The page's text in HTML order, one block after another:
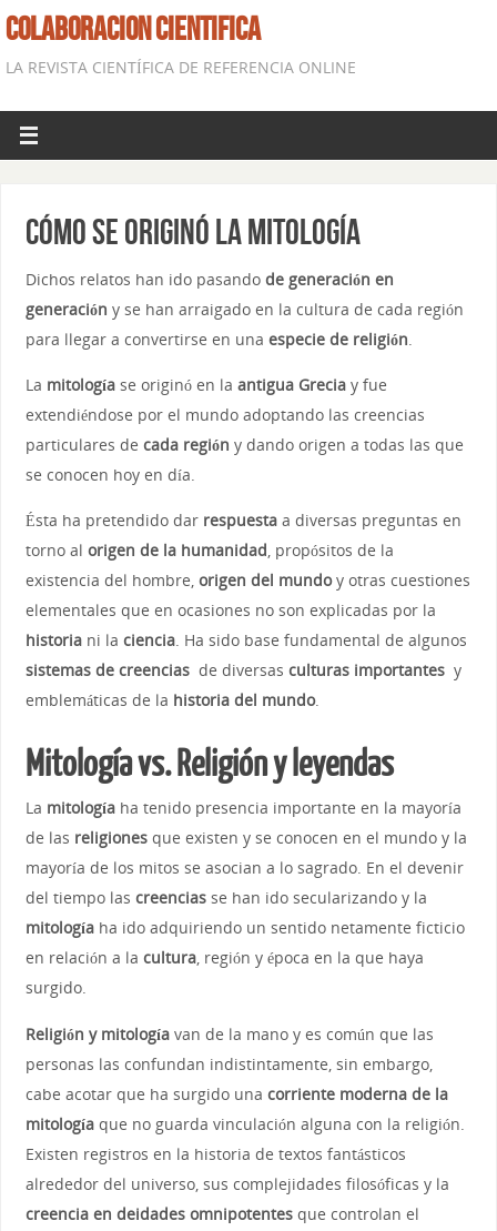
COLABORACION CIENTIFICA
LA REVISTA CIENTÍFICA DE REFERENCIA ONLINE
Cómo se originó la mitología
Dichos relatos han ido pasando de generación en
generación y se han arraigado en la cultura de cada región
para llegar a convertirse en una especie de religión
La mitologíase originó en la antigua Greciay fue
extendiéndose por el mundo adoptando las creencias
particulares de cada región y dando origen a todas las que
se conocen hoy en día.
Ésta ha pretendido dar respuestaa diversas preguntas en
torno al origen de la humanidad, propósitos de la
existencia del hombre, origen del mundoy otras cuestiones
elementales que en ocasiones no son explicadas por la
historia ni la ciencia. Ha sido base fundamental de algunos
sistemas de creenciasde diversas culturas importantesy
emblemáticas de la historia del mundo.
Mitología vs. Religión y leyendas
La mitologíaha tenido presencia importante en la mayoría
de las religionesque existen y se conocen en el mundo y la
mayoría de los mitos se asocian a lo sagrado. En el devenir
del tiempo las creenciasse han ido secularizando y la
mitología ha ido adquiriendo un sentido netamente ficticio
en relación a la cultura, región y época en la que haya
surgido.
Religión y mitologíavan de la mano y es común que las
personas las confundan indistintamente, sin embargo,
cabe acotar que ha surgido una corriente moderna de la
mitologíaque no guarda vinculación alguna con la religión.
Existen registros en la historia de textos fantásticos
alrededor del universo, sus complejidades filosóficas y la
creencia en deidades omnipotentesque controlan el